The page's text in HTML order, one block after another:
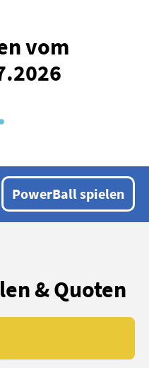
vom
PowerBall spielen
& Quoten